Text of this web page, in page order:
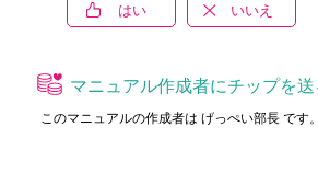
はい いいえ
マニュアル作成者にチップを送
このマニュアルの作成者は げっぺい部長 です。